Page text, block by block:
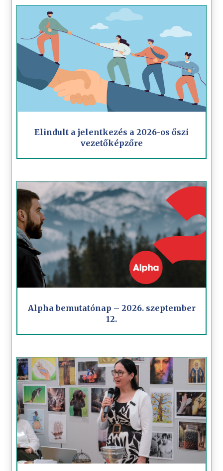
Elindult a jelentkezés a 2026-os őszi
vezetőképzőre
Alpha bemutatónap – 2026. szeptember
12.